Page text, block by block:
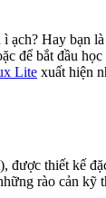
ạch? Hay bạn
để bắt đầu
Lite xuất hiện
được thiết kế
rào cản kỹ